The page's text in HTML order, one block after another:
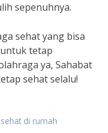
sepenuhnya.
sehat yang bisa
tetap
ya, Sahabat
sehat selalu!
di rumah